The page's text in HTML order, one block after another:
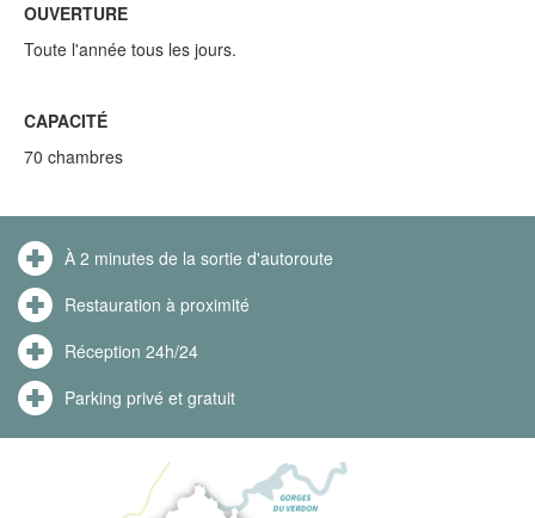
OUVERTURE
Toute l'année tous les jours.
CAPACITÉ
70 chambres
À 2 minutes de la sortie d'autoroute
Restauration à proximité
Réception 24h/24
Parking privé et gratuit